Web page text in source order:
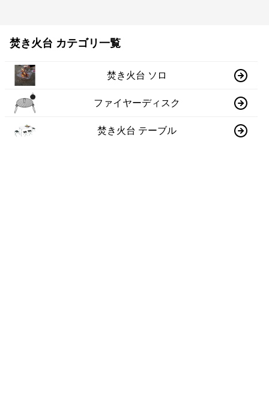
焚き火台 カテゴリ一覧
焚き火台 ソロ
ファイヤーディスク
焚き火台 テーブル